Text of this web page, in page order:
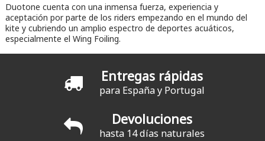
Duotone cuenta con una inmensa fuerza, experiencia y
aceptación por parte de los riders empezando en el mundo del
kite y cubriendo un amplio espectro de deportes acuáticos,
especialmente el Wing Foiling.
Entregas rápidas
para España y Portugal
Devoluciones
hasta 14 días naturales